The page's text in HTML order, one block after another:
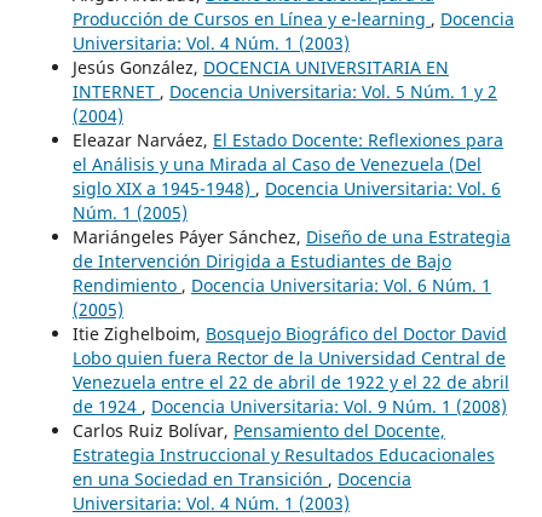
Producción de Cursos en Línea y e-learning , Docencia
Universitaria: Vol. 4 Núm. 1 (2003)
Jesús González, DOCENCIA UNIVERSITARIA EN
INTERNET , Docencia Universitaria: Vol. 5 Núm. 1 y 2
(2004)
Eleazar Narváez, El Estado Docente: Reflexiones para
el Análisis y una Mirada al Caso de Venezuela (Del
siglo XIX a 1945-1948) , Docencia Universitaria: Vol. 6
Núm. 1 (2005)
Mariángeles Páyer Sánchez, Diseño de una Estrategia
de Intervención Dirigida a Estudiantes de Bajo
Rendimiento , Docencia Universitaria: Vol. 6 Núm. 1
(2005)
Itie Zighelboim, Bosquejo Biográfico del Doctor David
Lobo quien fuera Rector de la Universidad Central de
Venezuela entre el 22 de abril de 1922 y el 22 de abril
de 1924 , Docencia Universitaria: Vol. 9 Núm. 1 (2008)
Carlos Ruiz Bolívar, Pensamiento del Docente,
Estrategia Instruccional y Resultados Educacionales
en una Sociedad en Transición , Docencia
Universitaria: Vol. 4 Núm. 1 (2003)